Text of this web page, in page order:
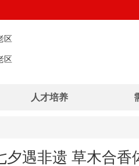
区
区
区
人才培养
夕遇非遗 草木合